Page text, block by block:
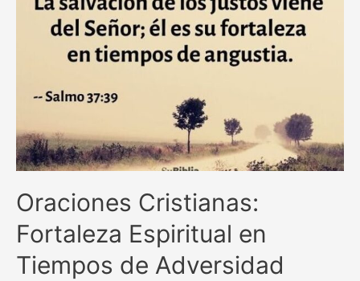
Oraciones Cristianas:
Fortaleza Espiritual en
Tiempos de Adversidad